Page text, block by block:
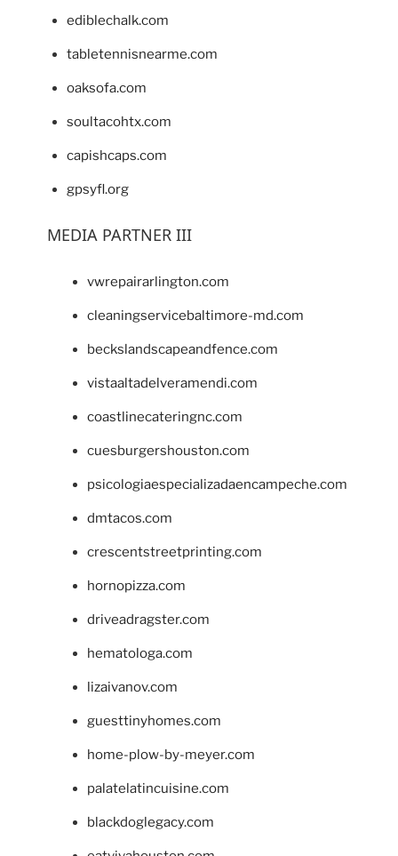
ediblechalk.com
tabletennisnearme.com
oaksofa.com
soultacohtx.com
capishcaps.com
gpsyfl.org
MEDIA PARTNER III
vwrepairarlington.com
cleaningservicebaltimore-md.com
beckslandscapeandfence.com
vistaaltadelveramendi.com
coastlinecateringnc.com
cuesburgershouston.com
psicologiaespecializadaencampeche.com
dmtacos.com
crescentstreetprinting.com
hornopizza.com
driveadragster.com
hematologa.com
lizaivanov.com
guesttinyhomes.com
home-plow-by-meyer.com
palatelatincuisine.com
blackdoglegacy.com